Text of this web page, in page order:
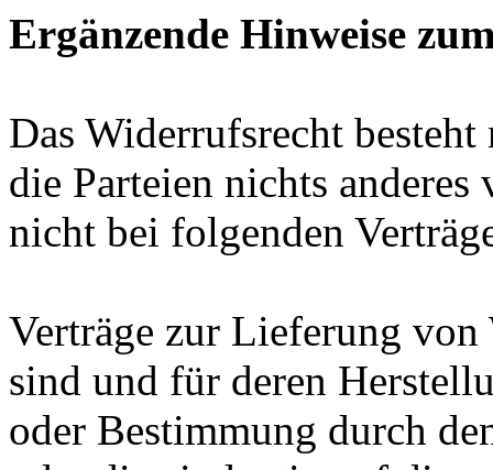
Ergänzende Hinweise
Das Widerrufsrecht
die Parteien nichts anderes
nicht bei folgenden
Verträge zur Lieferung
sind und für deren
oder Bestimmung durch